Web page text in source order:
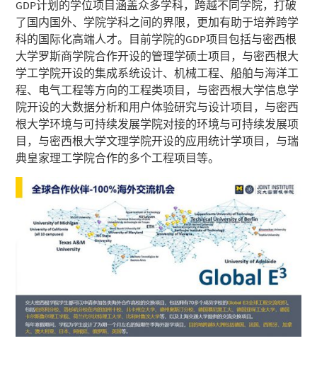
GDP计划的学位项目涵盖众多学科，跨越不同学院，打破
了国内国外、学院学科之间的界限，更加有助于培养跨学
科的国际化高端人才。目前学院的GDP项目包括与密西根
大学罗斯商学院合作开设的管理学硕士项目，与密西根大
学工学院开设的集成系统设计、机械工程、船舶与海洋工
程、电气工程等方向的工程类项目，与密西根大学信息学
院开设的大数据分析和用户体验研究与设计项目，与密西
根大学环境与可持续发展学院对接的环境与可持续发展项
目，与密西根大学文理学院开设的应用统计学项目，与瑞
典皇家理工学院合作的多个工程项目等。